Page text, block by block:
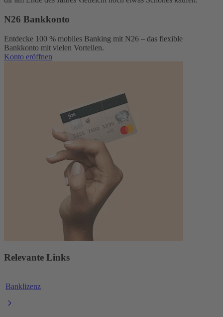
N26 Bankkonto
Entdecke 100 % mobiles Banking mit N26 – das flexible
Bankkonto mit vielen Vorteilen.
Konto eröffnen
Relevante Links
Banklizenz